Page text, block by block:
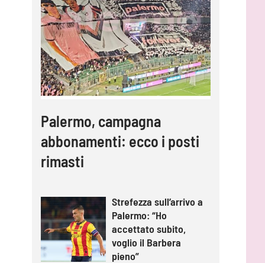
Palermo, campagna
abbonamenti: ecco i posti
rimasti
Strefezza sull’arrivo a
Palermo: “Ho
accettato subito,
voglio il Barbera
pieno”